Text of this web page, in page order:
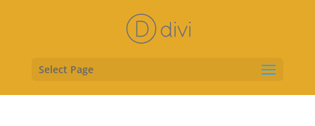
Select Page